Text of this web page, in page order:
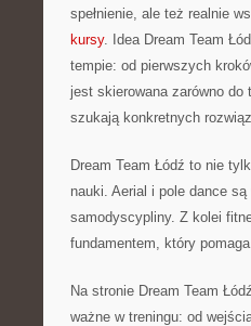
spełnienie, ale też realnie
kursy. Idea Dream Team
tempie: od pierwszych
jest skierowana zarówno
szukają konkretnych
Dream Team Łódź to nie
nauki. Aerial i pole dance
samodyscypliny. Z kolei
fundamentem, który
Na stronie Dream Team
ważne w treningu: od